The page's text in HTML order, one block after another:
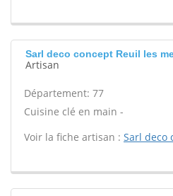
Sarl deco concept Reuil les
Artisan
Département: 77
Cuisine clé en main -
Voir la fiche artisan : Sarl deco